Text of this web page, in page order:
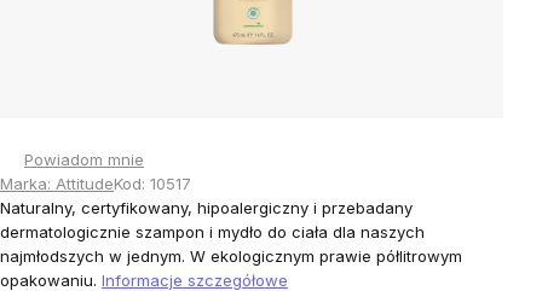
Powiadom mnie
Marka: AttitudeKod: 10517
Naturalny, certyfikowany, hipoalergiczny i przebadany
dermatologicznie szampon i mydło do ciała dla naszych
najmłodszych w jednym. W ekologicznym prawie półlitrowym
opakowaniu. Informacje szczegółowe